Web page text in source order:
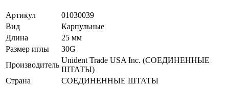
Артикул
01030039
Вид
Карпульные
Длина
25 мм
Размер иглы
30G
Производитель
Unident Trade USA Inc. (СОЕДИНЕННЫЕ
ШТАТЫ)
Страна
СОЕДИНЕННЫЕ ШТАТЫ